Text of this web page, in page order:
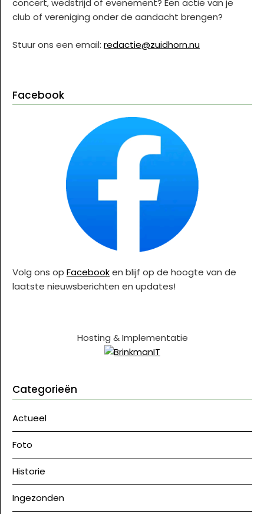
concert, wedstrijd of evenement? Een actie van je
club of vereniging onder de aandacht brengen?
Stuur ons een email: redactie@zuidhorn.nu
Facebook
Volg ons op Facebooken blijf op de hoogte van de
laatste nieuwsberichten en updates!
Hosting & Implementatie
Categorieën
Actueel
Foto
Historie
Ingezonden